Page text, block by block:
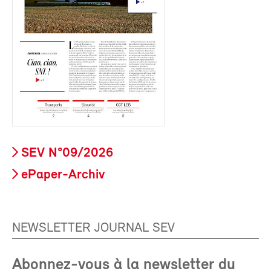
SEV N°09/2026
ePaper-Archiv
NEWSLETTER JOURNAL SEV
Abonnez-vous à la newsletter du